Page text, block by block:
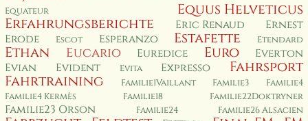
Equateur
Equus Helveticus
Erfahrungsberichte
Eric Renaud
Ernest
Erode
Escot Esperanzo Estafette Etendard
Ethan Eucario Euredice Euro
Everton
Evian
Evident Evita Expresso
Fahrsport
Fahrtraining
Familie1Vaillant Familie3
Familie4
Familie4 Kermès
Familie18 Familie22Doktryner
Familie23 Orson Familie24 Familie26 Alsacien